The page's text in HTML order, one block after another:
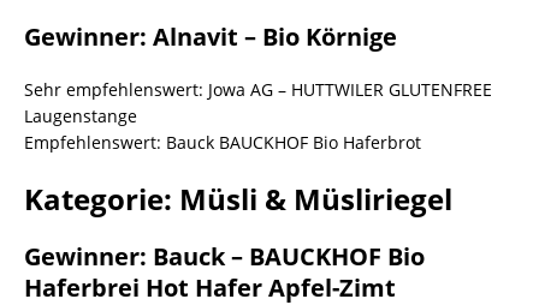
Gewinner: Alnavit – Bio Körnige
Sehr empfehlenswert: Jowa AG – HUTTWILER GLUTENFREE
Laugenstange
Empfehlenswert: Bauck BAUCKHOF Bio Haferbrot
Kategorie: Müsli & Müsliriegel
Gewinner: Bauck – BAUCKHOF Bio
Haferbrei Hot Hafer Apfel-Zimt